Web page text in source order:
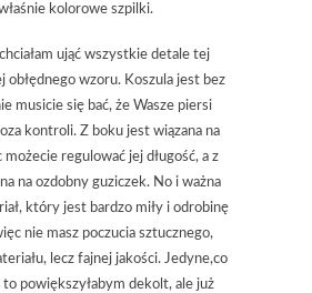
kolorowe szpilki.
ująć wszystkie detale tej
obłędnego wzoru. Koszula jest bez
musicie się bać, że Wasze piersi
kontroli. Z boku jest wiązana na
regulować jej długość, a z
na ozdobny guziczek. No i ważna
który jest bardzo miły i odrobinę
nie masz poczucia sztucznego,
lecz fajnej jakości. Jedyne,co
to powiększyłabym dekolt, ale już